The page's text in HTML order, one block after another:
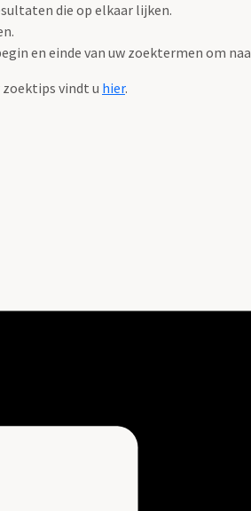
die op elkaar lijken.
en einde van uw zoektermen om
zoektips vindt u hier.